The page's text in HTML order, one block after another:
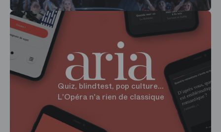
Quiz, blindtest, pop culture...
L'Opéra n'a rien de classique